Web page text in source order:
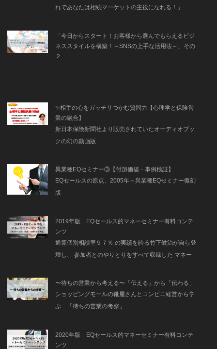
れであなたは相続マーケットの主役になれる！」
「今日からスタート！お客様から選んでもらえるビジ
ネススタイルを構築！～SNSの上手な活用法～」その
２
✨相手の心をガッチリつかむ質問力【心理学と保険営
業の融合】
新日本保険新聞社より販売されていたオーディオブッ
クの幻の動画版
異業種EQセミナー③【付加価値・事例検証】
EQセールスの原点、2005年～異業種EQセミナー復刻
版
2019年版 EQセールス的マネーセミナー有料コンテ
ンツ
通算個別相談率９７％ の実績を誇る竹下健治が自ら登
壇し、 参加者とのやりとりをすべて収録した マネー
〜待ちの営業から考える〜「伝える」から「伝わる」
ショッピングモールの靴屋さんとコンビニ経営から学
ぶ 「待ちの営業の考察」
2020年版 EQセールス的マネーセミナー有料コンテ
ンツ